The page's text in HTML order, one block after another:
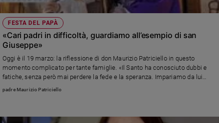
FESTA DEL PAPÀ
«Cari padri in difficoltà, guardiamo all’esempio di san
Giuseppe»
Oggi è il 19 marzo: la riflessione di don Maurizio Patriciello in questo
momento complicato per tante famiglie. «Il Santo ha conosciuto dubbi e
fatiche, senza però mai perdere la fede e la speranza. Impariamo da lui
come lottare»
padre Maurizio Patriciello